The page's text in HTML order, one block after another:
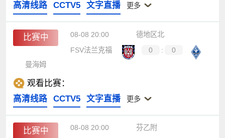
高清线路
CCTV5 文字直播 更多
比赛中 08-08 20:00
德地区北
FSV法兰克福
0 :
0
曼海姆
观看比赛：
高清线路
CCTV5 文字直播 更多
比赛中 08-08 20:00 芬乙附